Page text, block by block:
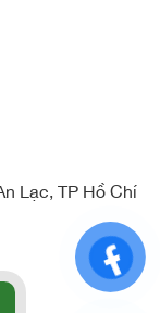
Lạc, TP Hồ Chí